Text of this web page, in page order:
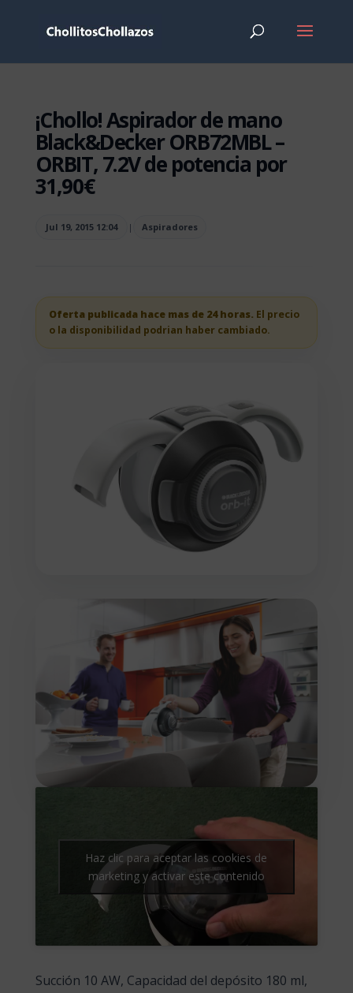
¡Chollo! Aspirador de mano
Black&Decker ORB72MBL –
ORBIT, 7.2V de potencia por
31,90€
Jul 19, 2015 12:04 | Aspiradores
Oferta publicada hace mas de 24 horas. El precio
o la disponibilidad podrian haber cambiado.
Haz clic para aceptar las cookies de
marketing y activar este contenido
Succión 10 AW, Capacidad del depósito 180 ml,